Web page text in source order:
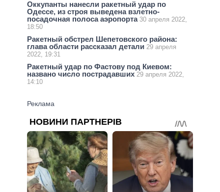
Оккупанты нанесли ракетный удар по
Одессе, из строя выведена взлетно-
посадочная полоса аэропорта 30 апреля 2022,
18:50
Ракетный обстрел Шепетовского района:
глава области рассказал детали 29 апреля
2022, 19:31
Ракетный удар по Фастову под Киевом:
названо число пострадавших 29 апреля 2022,
14:10